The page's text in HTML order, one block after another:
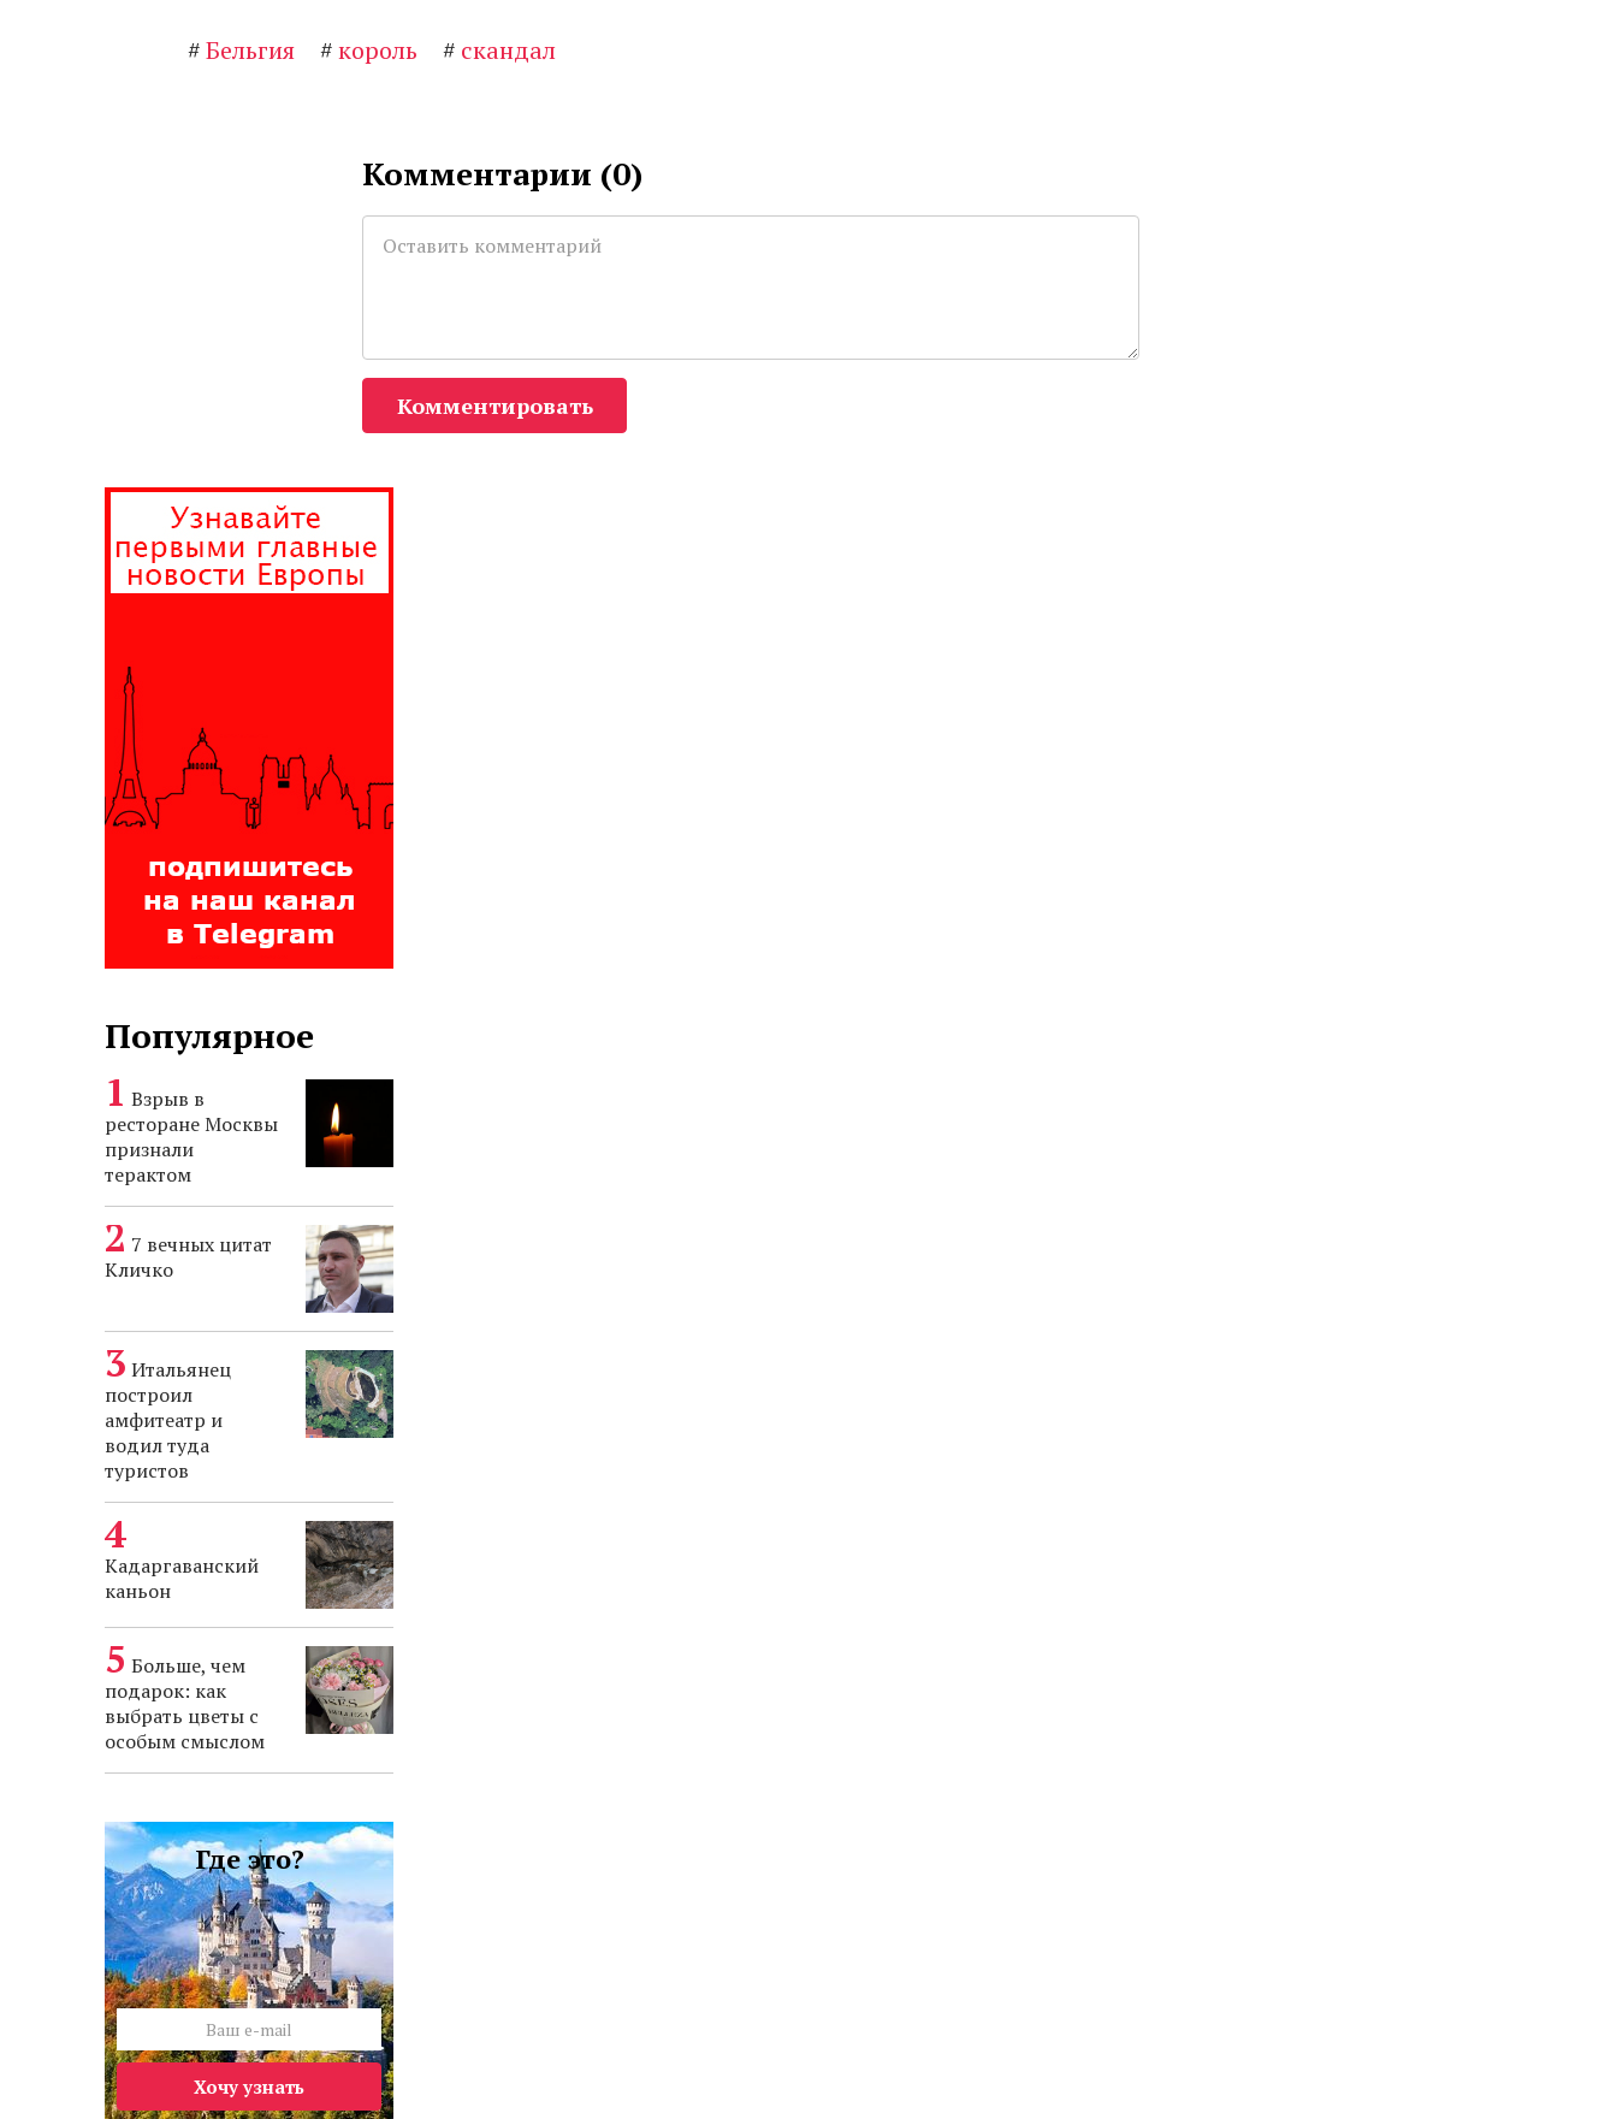
#Бельгия #король # скандал
Комментарии (0)
Комментировать
Популярное
Взрыв в
ресторане Москвы
признали
терактом
7 вечных цитат
Кличко
Итальянец
построил
амфитеатр и
водил туда
туристов
Кадаргаванский
каньон
Больше, чем
подарок: как
выбрать цветы с
особым смыслом
Где это?
Хочу узнать